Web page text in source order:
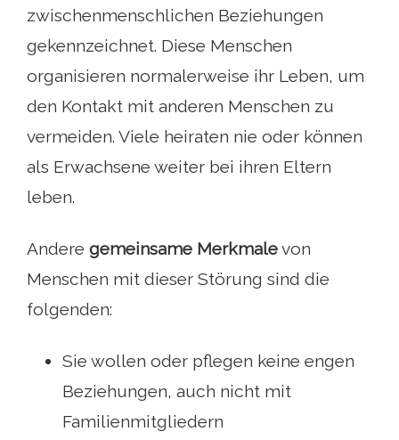
zwischenmenschlichen Beziehungen
gekennzeichnet. Diese Menschen
organisieren normalerweise ihr Leben, um
den Kontakt mit anderen Menschen zu
vermeiden. Viele heiraten nie oder können
als Erwachsene weiter bei ihren Eltern
leben.
Andere gemeinsame Merkmalevon
Menschen mit dieser Störung sind die
folgenden:
Sie wollen oder pflegen keine engen
Beziehungen, auch nicht mit
Familienmitgliedern